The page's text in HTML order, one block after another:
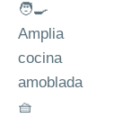
🧑‍🍳
Amplia
cocina
amoblada
🧺